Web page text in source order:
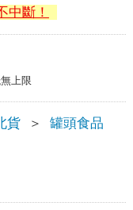
中斷！
上限
貨 ＞
罐頭食品